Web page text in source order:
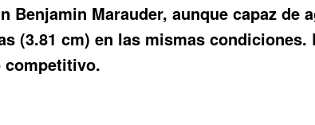
Benjamin Marauder, aunque capaz
(3.81 cm) en las mismas
competitivo.